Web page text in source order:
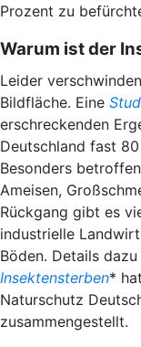
Prozent zu
Warum ist der
Leider
Bildfläche. Eine
erschreckenden
Deutschland fast
Besonders
Ameisen,
Rückgang gibt es
industrielle
Böden. Details
Insektensterben*
Naturschutz
zusammengestellt.